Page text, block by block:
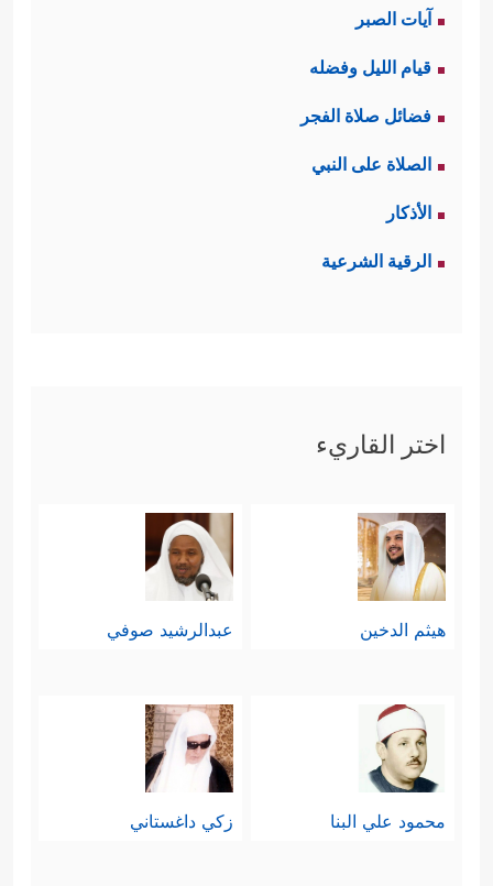
آيات الصبر
قيام الليل وفضله
فضائل صلاة الفجر
الصلاة على النبي
الأذكار
الرقية الشرعية
اختر القاريء
هيثم الدخين عبدالرشيد صوفي
محمود علي البنا زكي داغستاني